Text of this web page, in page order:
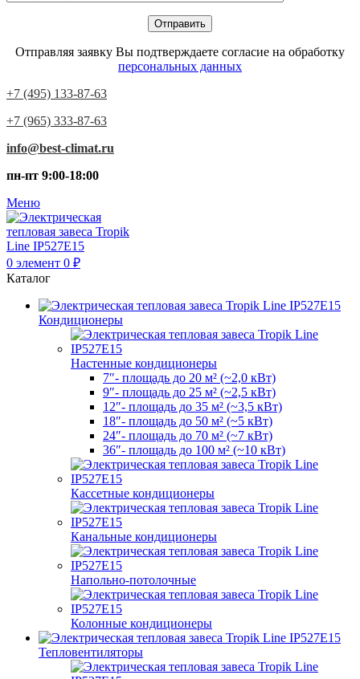
Отправляя заявку Вы подтверждаете согласие на обработку
персональных данных
+7 (495) 133-87-63
+7 (965) 333-87-63
info@best-climat.ru
пн-пт 9:00-18:00
Меню
0 элемент 0 ₽
Каталог
Кондиционеры
Настенные кондиционеры
7″- площадь до 20 м² (~2,0 кВт)
9″- площадь до 25 м² (~2,5 кВт)
12″- площадь до 35 м² (~3,5 кВт)
18″- площадь до 50 м² (~5 кВт)
24″- площадь до 70 м² (~7 кВт)
36″- площадь до 100 м² (~10 кВт)
Кассетные кондиционеры
Канальные кондиционеры
Напольно-потолочные
Колонные кондиционеры
Тепловентиляторы